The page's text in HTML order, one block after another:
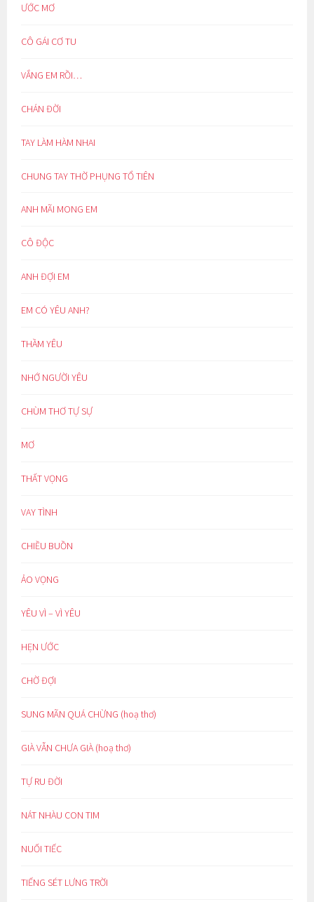
ƯỚC MƠ
CÔ GÁI CƠ TU
VẮNG EM RỒI…
CHÁN ĐỜI
TAY LÀM HÀM NHAI
CHUNG TAY THỜ PHỤNG TỔ TIÊN
ANH MÃI MONG EM
CÔ ĐỘC
ANH ĐỢI EM
EM CÓ YÊU ANH?
THẦM YÊU
NHỚ NGƯỜI YÊU
CHÙM THƠ TỰ SỰ
MƠ
THẤT VỌNG
VAY TÌNH
CHIỀU BUỒN
ẢO VỌNG
YÊU VÌ – VÌ YÊU
HẸN ƯỚC
CHỜ ĐỢI
SUNG MÃN QUÁ CHỪNG (hoạ thơ)
GIÀ VẪN CHƯA GIÀ (hoạ thơ)
TỰ RU ĐỜI
NÁT NHÀU CON TIM
NUỐI TIẾC
TIẾNG SÉT LƯNG TRỜI